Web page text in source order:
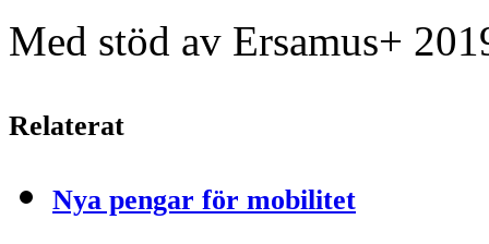
Med stöd av Ersamus+
Relaterat
Nya pengar för mobilitet